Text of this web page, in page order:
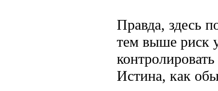
Правда, здесь
тем выше риск
Истина, как